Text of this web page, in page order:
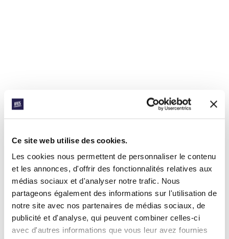
Ce site web utilise des cookies.
Les cookies nous permettent de personnaliser le contenu
et les annonces, d'offrir des fonctionnalités relatives aux
médias sociaux et d'analyser notre trafic. Nous
partageons également des informations sur l'utilisation de
notre site avec nos partenaires de médias sociaux, de
publicité et d'analyse, qui peuvent combiner celles-ci
avec d'autres informations que vous leur avez fournies